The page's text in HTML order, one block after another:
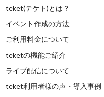
teket(テケト)とは？
イベント作成の方法
ご利用料金について
teketの機能ご紹介
ライブ配信について
teket利用者様の声・導入事例